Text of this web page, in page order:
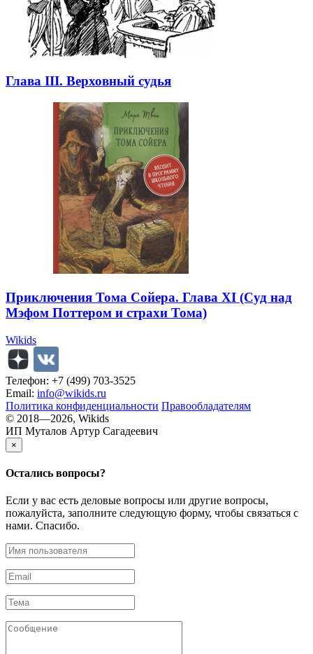
Глава III. Верховный судья
Приключения Тома Сойера. Глава XI (Суд над
Мэфом Поттером и страхи Тома)
Wikids
Телефон: +7 (499) 703-3525
Email: info@wikids.ru
Политика конфиденциальности Правообладателям
© 2018—2026, Wikids
ИП Муталов Артур Сагадеевич
×
Остались вопросы?
Если у вас есть деловые вопросы или другие вопросы,
пожалуйста, заполните следующую форму, чтобы связаться с
нами. Спасибо.